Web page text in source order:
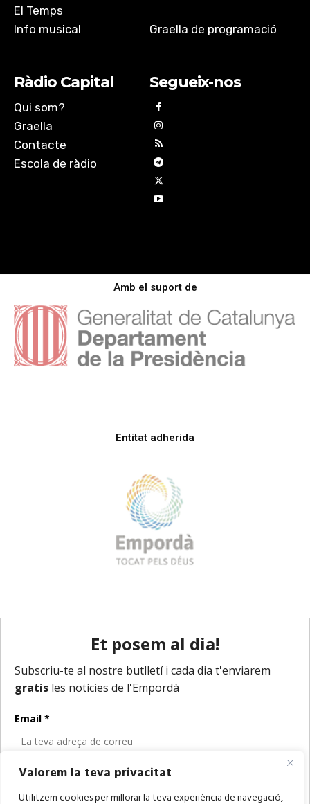
Valorem la teva privacitat
Utilitzem cookies per millorar la teva experiència de navegació,
El Temps
Info musical
Graella de programació
Ràdio Capital
Qui som?
Graella
Contacte
Escola de ràdio
Segueix-nos
Amb el suport de
Entitat adherida